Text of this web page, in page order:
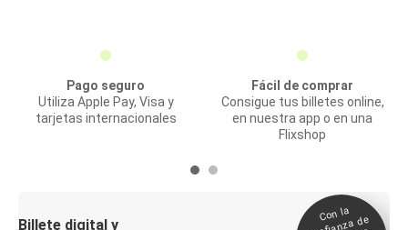
Pago seguro
Utiliza Apple Pay, Visa y
tarjetas internacionales
Fácil de comprar
Consigue tus billetes online,
en nuestra app o en una
Flixshop
Billete digital y
Con la